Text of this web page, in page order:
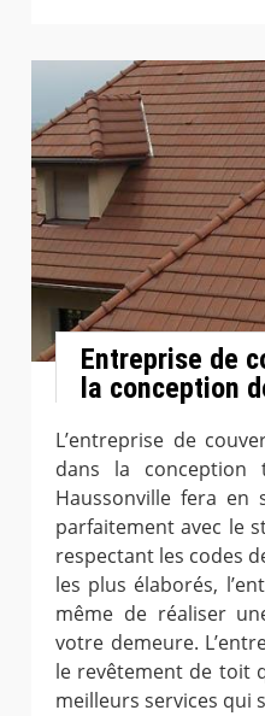
Entreprise de
la conception
L’entreprise de
dans la conception
Haussonville fera en
parfaitement avec le
respectant les codes
les plus élaborés,
même de réaliser
votre demeure.
le revêtement de toit
meilleurs services qui